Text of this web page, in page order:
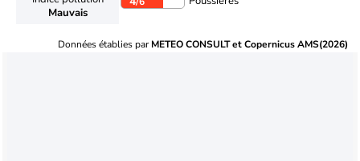
Mauvais
Données établies parMETEO CONSULT et Copernicus AMS(2026)